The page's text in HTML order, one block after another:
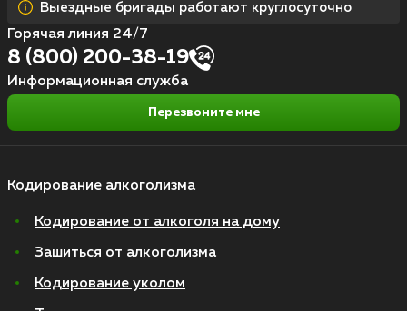
Кодирование алкоголизма
Кодирование от алкоголя на дому
Зашиться от алкоголизма
Кодирование уколом
Выездные бригады работают круглосуточно
Горячая линия 24/7
8 (800) 200-38-19
Информационная служба
Перезвоните мне